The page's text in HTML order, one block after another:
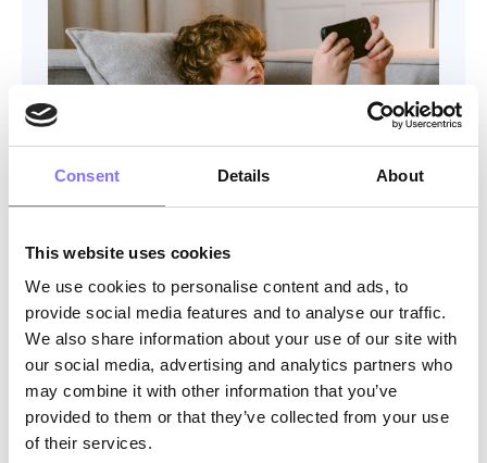
Consent Details About
This website uses cookies
We use cookies to personalise content and ads, to
provide social media features and to analyse our traffic.
We also share information about your use of our site with
our social media, advertising and analytics partners who
may combine it with other information that you’ve
provided to them or that they’ve collected from your use
of their services.
Γιατί τα παιδιά λένε ψέματα: Η
διαχείριση στο σπίτι.
ακόμα κοκκινιστή σάλτσα και σκόρδο. Ο
οκτάχρονος γιος μου, ο Λεωνίδας, καθόταν στο
τραπέζι με τα μαθήματά του απλωμένα μπροστά
του. Τελείωνα τα πιάτα όταν πρόσεξα ένα
κόκκινο σημάδι στο φύλλο μαθηματικών του.